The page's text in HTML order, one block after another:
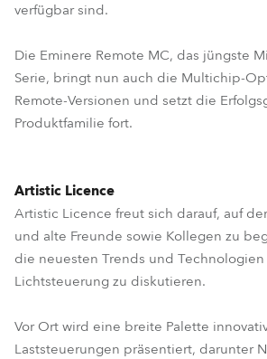
verfügbar sind.
Die Eminere Remote MC, das jüngste
Serie, bringt nun auch die Multichip-
Remote-Versionen und setzt die
Produktfamilie fort.
Artistic Licence
Artistic Licence freut sich darauf, auf
und alte Freunde sowie Kollegen zu
die neuesten Trends und
Lichtsteuerung zu diskutieren.
Vor Ort wird eine breite Palette
Laststeuerungen präsentiert, darunter